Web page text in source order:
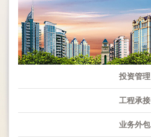
投资管理
工程承接
业务外包